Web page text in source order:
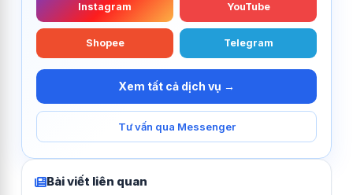
Instagram YouTube
Shopee Telegram
Xem tất cả dịch vụ →
Tư vấn qua Messenger
Bài viết liên quan